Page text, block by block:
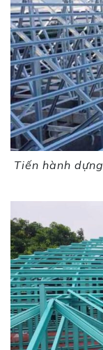
Tiến hành